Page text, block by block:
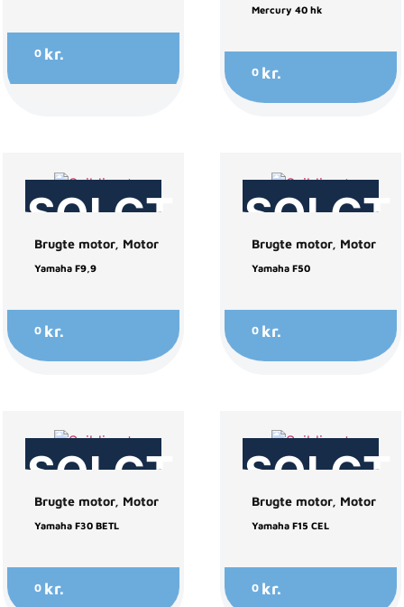
0 kr.
Mercury 40 hk
0 kr.
SOLGT
Brugte motor, Motor
Yamaha F9,9
0 kr.
SOLGT
Brugte motor, Motor
Yamaha F50
0 kr.
SOLGT
Brugte motor, Motor
Yamaha F30 BETL
0 kr.
SOLGT
Brugte motor, Motor
Yamaha F15 CEL
0 kr.